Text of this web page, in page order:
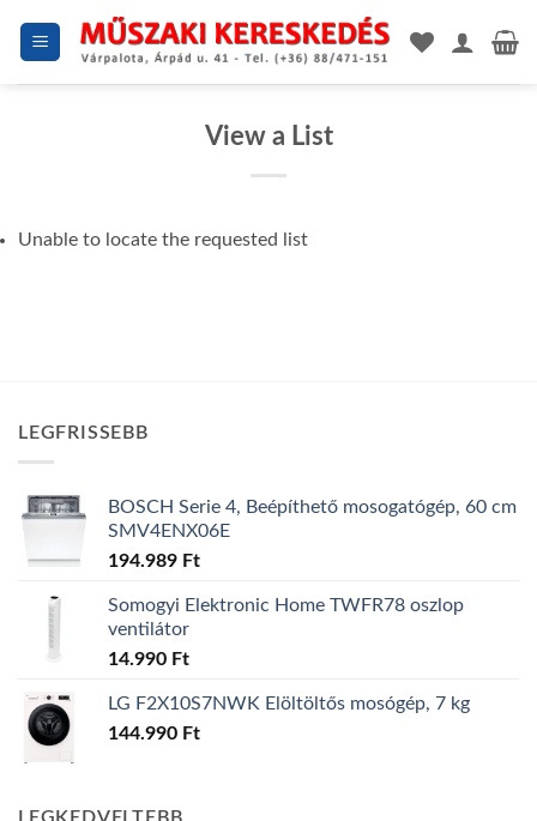
View a List
Unable to locate the requested list
LEGFRISSEBB
BOSCH Serie 4, Beépíthető mosogatógép, 60 cm
SMV4ENX06E
194.989 Ft
Somogyi Elektronic Home TWFR78 oszlop
ventilátor
14.990 Ft
LG F2X10S7NWK Elöltöltős mosógép, 7 kg
144.990 Ft